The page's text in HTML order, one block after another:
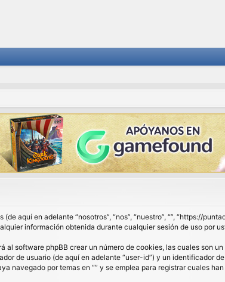
aquí en adelante “nosotros”, “nos”, “nuestro”, “”, “https://
información obtenida durante cualquier sesión de uso por
al software phpBB crear un número de cookies, las cuales son
de usuario (de aquí en adelante “user-id”) y un identificador
navegado por temas en “” y se emplea para registrar cuales